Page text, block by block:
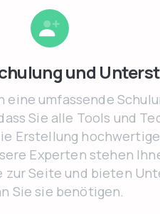
und
eine umfassende
Sie alle Tools und
Erstellung
Experten stehen
zur Seite und bieten
Sie sie benötigen.